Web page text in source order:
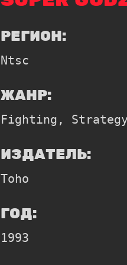
РЕГИОН:
Ntsc
ЖАНР:
Fighting, Strategy
ИЗДАТЕЛЬ:
Toho
ГОД:
1993